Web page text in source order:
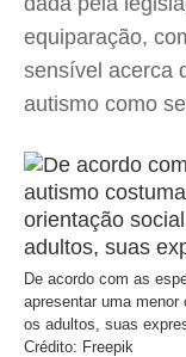
equiparação,
sensível acerca
autismo como
De acordo com as
apresentar uma
os adultos, suas
Crédito: Freepik